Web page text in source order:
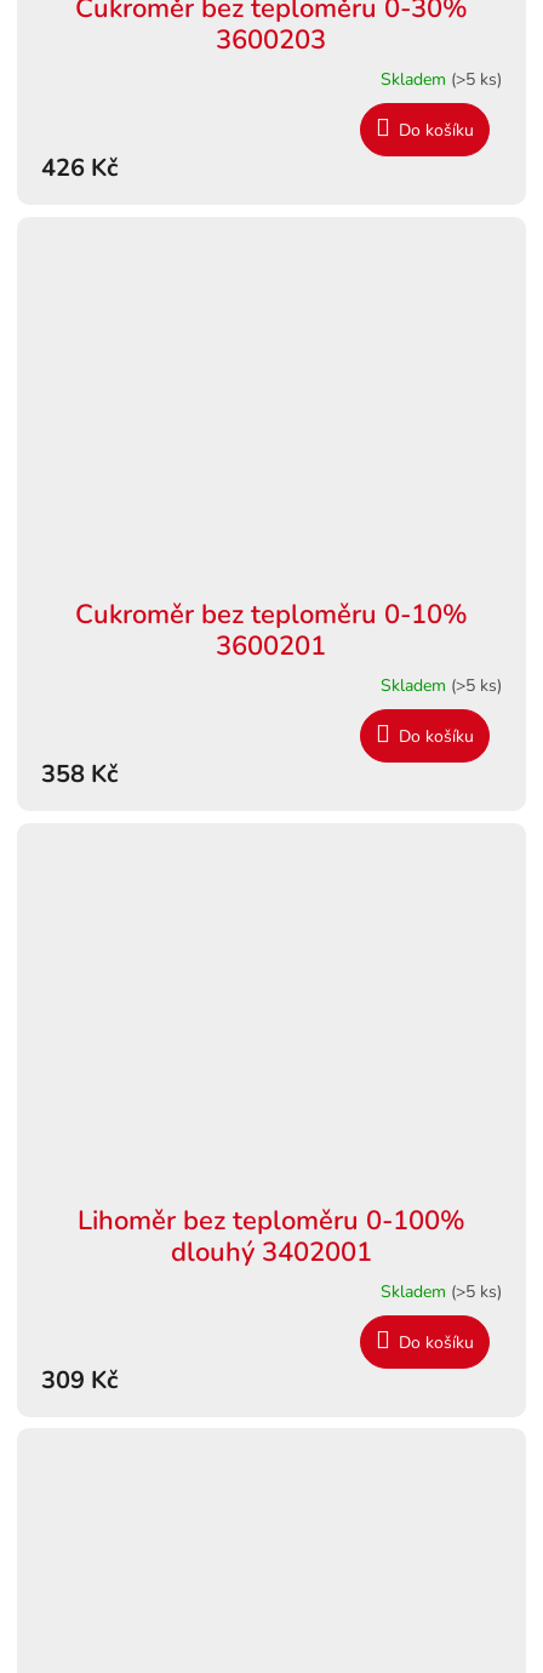
Cukroměr bez teploměru 0-30%
3600203
Skladem (>5 ks)
426 Kč
Do košíku
Cukroměr bez teploměru 0-10%
3600201
Skladem (>5 ks)
358 Kč
Do košíku
Lihoměr bez teploměru 0-100%
dlouhý 3402001
Skladem (>5 ks)
309 Kč
Do košíku